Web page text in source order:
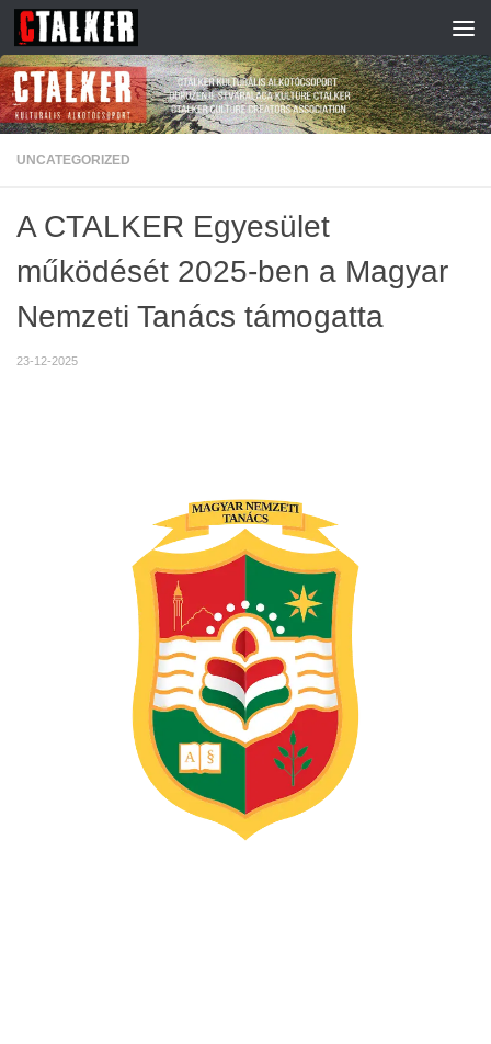
Skip to content
UNCATEGORIZED
A CTALKER Egyesület
működését 2025-ben a Magyar
Nemzeti Tanács támogatta
23-12-2025